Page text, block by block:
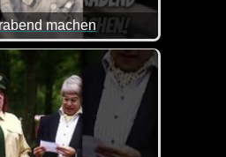
machen
mal ein bisschen Druck